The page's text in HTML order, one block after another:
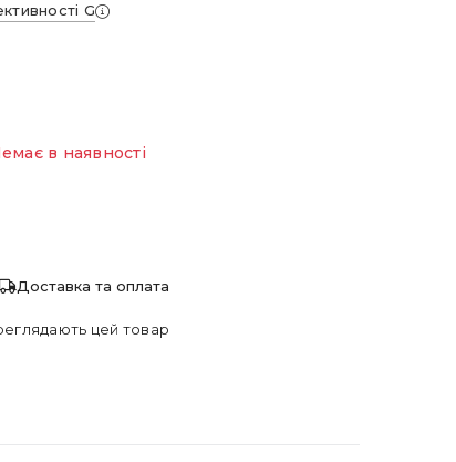
G
в наявності
Доставка та оплата
цей товар